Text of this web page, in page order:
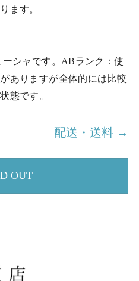
ます。
シャです。ABランク：使
ありますが全体的には比較
態です。
配送・送料 →
OUT